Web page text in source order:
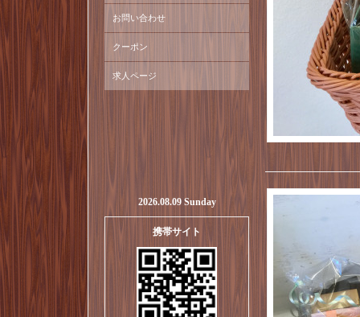
お問い合わせ
クーポン
求人ページ
2026.08.09 Sunday
携帯サイト